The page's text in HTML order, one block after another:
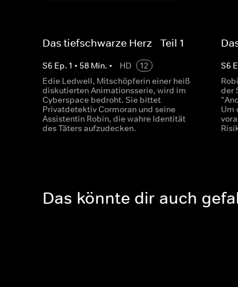
Das tiefschwarze Herz - Teil 1
S6 Ep. 1 • 58 Min. • HD
12
Edie Ledwell, Mitschöpferin einer heiß
diskutierten Animationsserie, wird im
Cyberspace bedroht. Sie bittet
Privatdetektiv Cormoran und seine
Assistentin Robin, die wahre Identität
des Täters aufzudecken.
S6
der
Um
Das könnte dir auch